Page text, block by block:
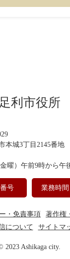
足利市役所
本城3丁目2145番地
曜）午前9時から午
号 業務時
・免責事項
著作権
について
サイトマ
2023 Ashikaga city.